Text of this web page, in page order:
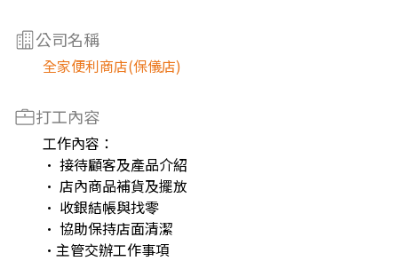
公司名稱
全家便利商店(保儀店)
打工內容
工作內容：
• 接待顧客及產品介紹
• 店內商品補貨及擺放
• 收銀結帳與找零
• 協助保持店面清潔
·主管交辦工作事項